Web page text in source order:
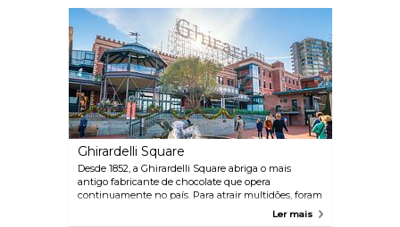
Ghirardelli Square
Desde 1852, a Ghirardelli Square abriga o mais
antigo fabricante de chocolate que opera
continuamente no país. Para atrair multidões, foram
adicionadas mais de cinquenta lojas, galerias,Ler mais